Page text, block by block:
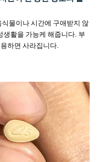
물이나 시간에 구애받지 않
생활을 가능케 해줍니다. 부
하면 사라집니다.